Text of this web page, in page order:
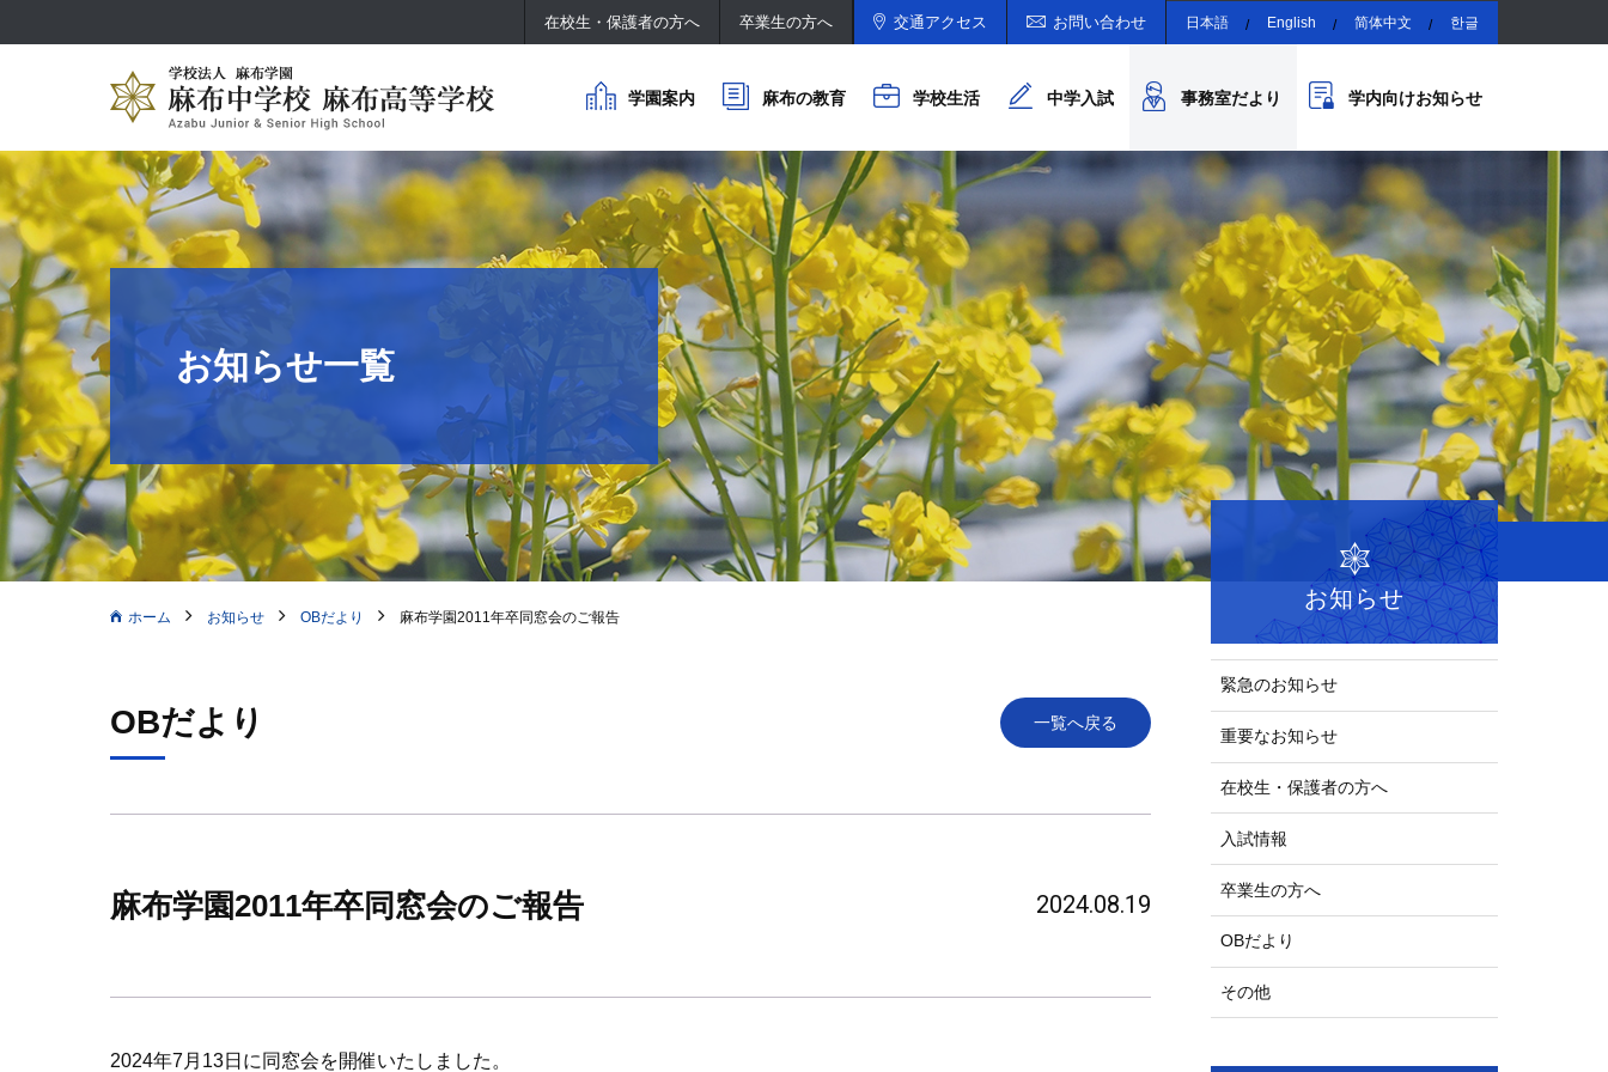
在校生・保護者の方へ 卒業生の方へ 交通アクセス お問い合わせ 日本語 English 简体中文 한글
学園案内 麻布の教育 学校生活 中学入試 事務室だより 学内向けお知らせ
お知らせ一覧
ホーム お知らせ OBだより 麻布学園2011年卒同窓会のご報告
OBだより 一覧へ戻る
麻布学園2011年卒同窓会のご報告 2024.08.19
2024年7月13日に同窓会を開催いたしました。
お知らせ
緊急のお知らせ
重要なお知らせ
在校生・保護者の方へ
入試情報
卒業生の方へ
OBだより
その他